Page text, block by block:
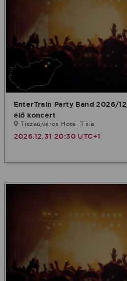
EnterTrain Party Band 2026/
élő koncert
Tiszaújváros Hotel Tisia
2026.12.31 20:30 UTC+1